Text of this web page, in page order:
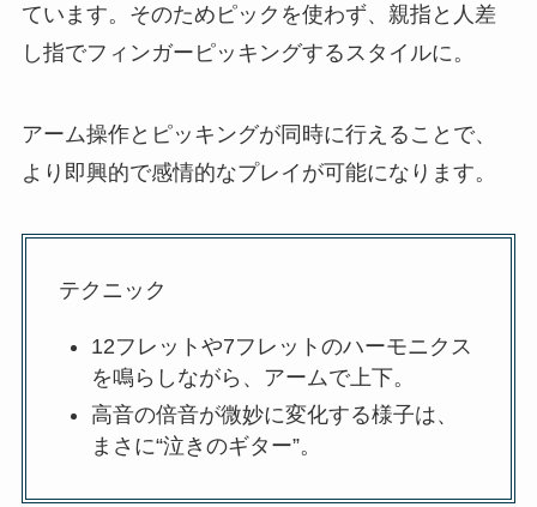
ています。そのためピックを使わず、親指と人差
し指でフィンガーピッキングするスタイルに。
アーム操作とピッキングが同時に行えることで、
より即興的で感情的なプレイが可能になります。
テクニック
12フレットや7フレットのハーモニクス
を鳴らしながら、アームで上下。
高音の倍音が微妙に変化する様子は、
まさに“泣きのギター”。